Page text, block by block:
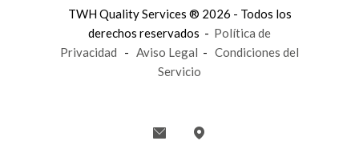
TWH Quality Services ® 2026 - Todos los
derechos reservados - Política de
Privacidad - Aviso Legal - Condiciones del
Servicio